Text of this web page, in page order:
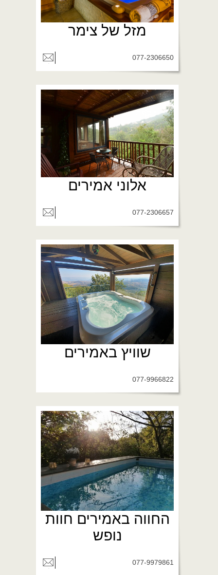
מזל של צימר
077-2306650
אלוני אמירים
077-2306657
שוויץ באמירים
077-9966822
החווה באמירים חוות
נופש
077-9979861